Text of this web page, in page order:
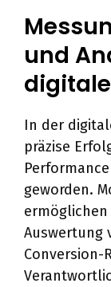
und
In der
präzise
geworden.
Auswertung
Conversion-